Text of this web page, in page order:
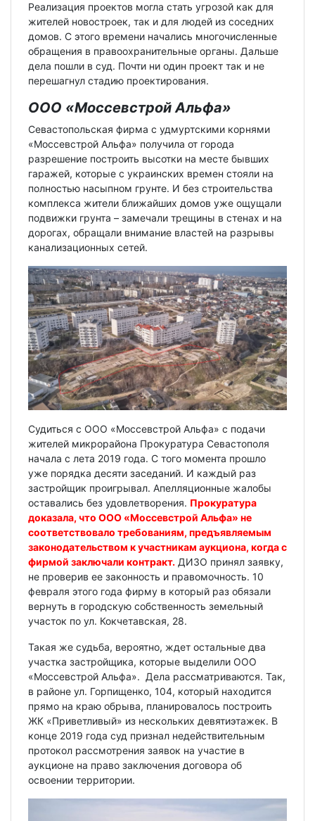
Реализация проектов могла стать угрозой как для
жителей новостроек, так и для людей из соседних
домов. С этого времени начались многочисленные
обращения в правоохранительные органы. Дальше
дела пошли в суд. Почти ни один проект так и не
перешагнул стадию проектирования.
ООО «Моссевстрой Альфа»
Севастопольская фирма с удмуртскими корнями
«Моссевстрой Альфа» получила от города
разрешение построить высотки на месте бывших
гаражей, которые с украинских времен стояли на
полностью насыпном грунте. И без строительства
комплекса жители ближайших домов уже ощущали
подвижки грунта – замечали трещины в стенах и на
дорогах, обращали внимание властей на разрывы
канализационных сетей.
Судиться с ООО «Моссевстрой Альфа» с подачи
жителей микрорайона Прокуратура Севастополя
начала с лета 2019 года. С того момента прошло
уже порядка десяти заседаний. И каждый раз
застройщик проигрывал. Апелляционные жалобы
оставались без удовлетворения. Прокуратура
доказала, что ООО «Моссевстрой Альфа» не
соответствовало требованиям, предъявляемым
законодательством к участникам аукциона, когда с
фирмой заключали контракт. ДИЗО принял заявку,
не проверив ее законность и правомочность. 10
февраля этого года фирму в который раз обязали
вернуть в городскую собственность земельный
участок по ул. Кокчетавская, 28.
Такая же судьба, вероятно, ждет остальные два
участка застройщика, которые выделили ООО
«Моссевстрой Альфа». Дела рассматриваются. Так,
в районе ул. Горпищенко, 104, который находится
прямо на краю обрыва, планировалось построить
ЖК «Приветливый» из нескольких девятиэтажек. В
конце 2019 года суд признал недействительным
протокол рассмотрения заявок на участие в
аукционе на право заключения договора об
освоении территории.